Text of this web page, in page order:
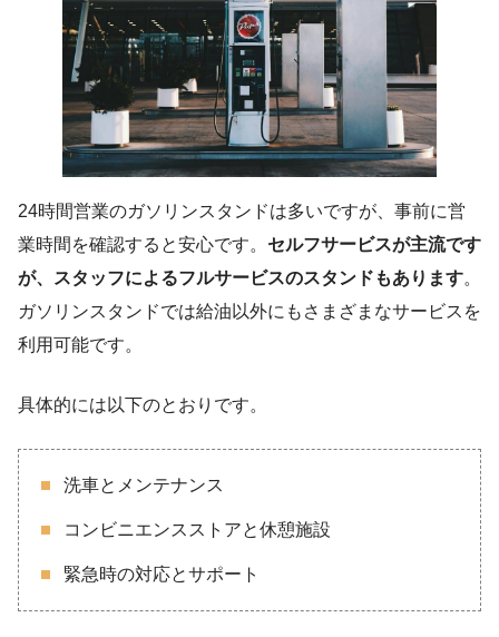
24時間営業のガソリンスタンドは多いですが、事前に営
業時間を確認すると安心です。 セルフサービスが主流です
が、スタッフによるフルサービスのスタンドもあります。
ガソリンスタンドでは給油以外にもさまざまなサービスを
利用可能です。
具体的には以下のとおりです。
洗車とメンテナンス
コンビニエンスストアと休憩施設
緊急時の対応とサポート